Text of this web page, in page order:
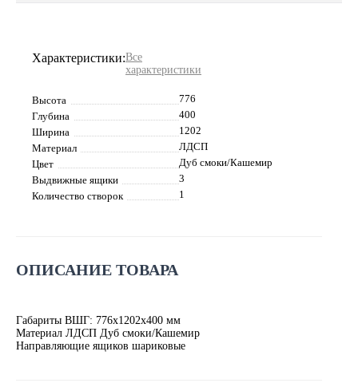
Характеристики:Все
характеристики
Высота
776
Глубина
400
Ширина
1202
Материал
ЛДСП
Цвет
Дуб смоки/Кашемир
Выдвижные ящики
3
Количество створок
1
ОПИСАНИЕ ТОВАРА
Габариты ВШГ: 776х1202х400 мм
Материал ЛДСП Дуб смоки/Кашемир
Направляющие ящиков шариковые